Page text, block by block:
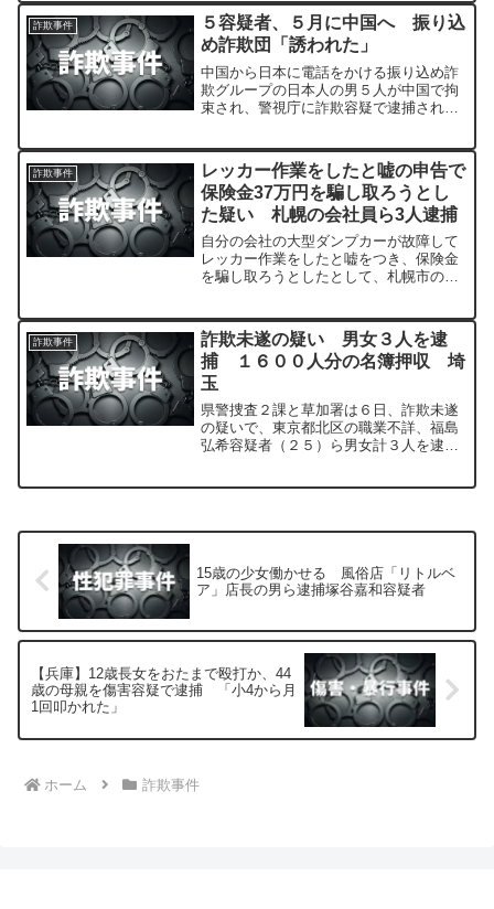
詐欺事件
５容疑者、５月に中国へ 振り込
め詐欺団「誘われた」
中国から日本に電話をかける振り込め詐
欺グループの日本人の男５人が中国で拘
束され、警視庁に詐欺容疑で逮捕された
詐欺事件
レッカー作業をしたと嘘の申告で
保険金37万円を騙し取ろうとし
た疑い 札幌の会社員ら3人逮捕
自分の会社の大型ダンプカーが故障して
レッカー作業をしたと嘘をつき、保険金
を騙し取ろうとしたとして、札幌市の会
詐欺事件
詐欺未遂の疑い 男女３人を逮
捕 １６００人分の名簿押収 埼
玉
県警捜査２課と草加署は６日、詐欺未遂
の疑いで、東京都北区の職業不詳、福島
弘希容疑者（２５）ら男女計３人を逮捕
15歳の少女働かせる 風俗店「リトルベ
ア」店長の男ら逮捕塚谷嘉和容疑者
【兵庫】12歳長女をおたまで殴打か、44
歳の母親を傷害容疑で逮捕 「小4から月
1回叩かれた」
ホーム 詐欺事件